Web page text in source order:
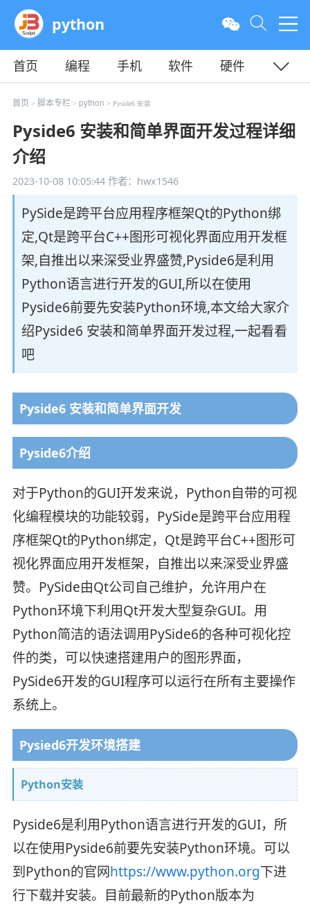
python
首页 编程 手机 软件
硬件
教程
平面 服务器
首页 > 脚本专栏> python > Pyside6 安装
Pyside6 安装和简单界面开发过程详细
介绍
2023-10-08 10:05:44作者：hwx1546
PySide是跨平台应用程序框架Qt的Python绑
定,Qt是跨平台C++图形可视化界面应用开发框
架,自推出以来深受业界盛赞,Pyside6是利用
Python语言进行开发的GUI,所以在使用
Pyside6前要先安装Python环境,本文给大家介
绍Pyside6 安装和简单界面开发过程,一起看看
吧
Pyside6 安装和简单界面开发
Pyside6介绍
对于Python的GUI开发来说，Python自带的可视
化编程模块的功能较弱，PySide是跨平台应用程
序框架Qt的Python绑定，Qt是跨平台C++图形可
视化界面应用开发框架，自推出以来深受业界盛
赞。PySide由Qt公司自己维护，允许用户在
Python环境下利用Qt开发大型复杂GUI。用
Python简洁的语法调用PySide6的各种可视化控
件的类，可以快速搭建用户的图形界面，
PySide6开发的GUI程序可以运行在所有主要操作
系统上。
Pysied6开发环境搭建
Python安装
Pyside6是利用Python语言进行开发的GUI，所
以在使用Pyside6前要先安装Python环境。可以
到Python的官网https://www.python.org下进
行下载并安装。目前最新的Python版本为